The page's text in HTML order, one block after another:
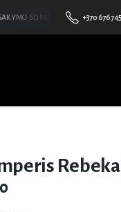
SUMOS •NEMOKAMAS+370 676